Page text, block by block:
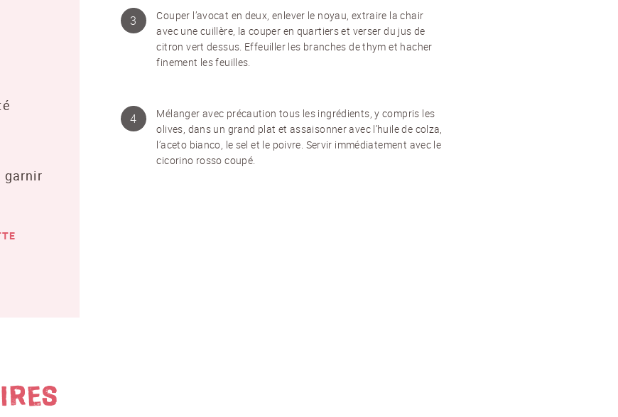
garnir
Couper l’avocat en deux, enlever le noyau, extraire la chair
avec une cuillère, la couper en quartiers et verser du jus de
citron vert dessus. Effeuiller les branches de thym et hacher
finement les feuilles.
Mélanger avec précaution tous les ingrédients, y compris les
olives, dans un grand plat et assaisonner avec l’huile de colza,
l’aceto bianco, le sel et le poivre. Servir immédiatement avec le
cicorino rosso coupé.
NEWSLETTER
de terre.
EMAIL